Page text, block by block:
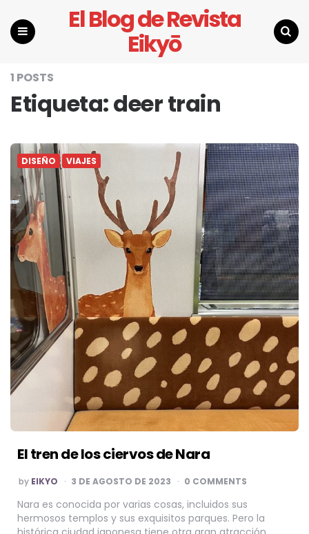
El Blog de Revista
Eikyō
1 POSTS
Etiqueta:deer train
DISEÑO VIAJES
El tren de los ciervos de Nara
POSTED
BY
by EIKYO 3 DE AGOSTO DE 2023 0 COMMENTS
Nara es conocida por varias cosas, incluidos sus
hermosos templos y sus exquisitos parques. Pero la